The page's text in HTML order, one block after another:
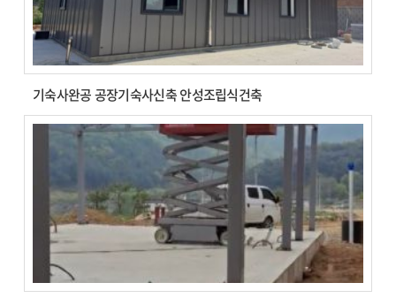
기숙사완공 공장기숙사신축 안성조립식건축